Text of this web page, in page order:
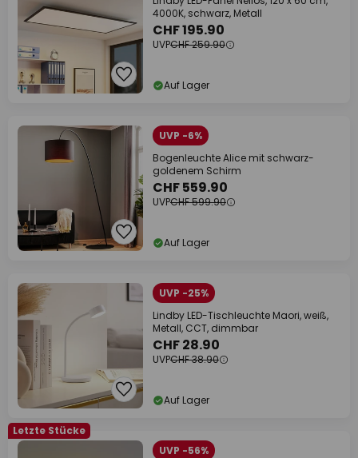
4000K, schwarz, Metall
CHF 195.90
UVPCHF 259.90
Auf Lager
UVP -6%
Bogenleuchte Alice mit schwarz-
goldenem Schirm
CHF 559.90
UVPCHF 599.90
Auf Lager
UVP -25%
Lindby LED-Tischleuchte Maori, weiß,
Metall, CCT, dimmbar
CHF 28.90
UVPCHF 38.90
Auf Lager
Letzte Stücke
UVP -56%